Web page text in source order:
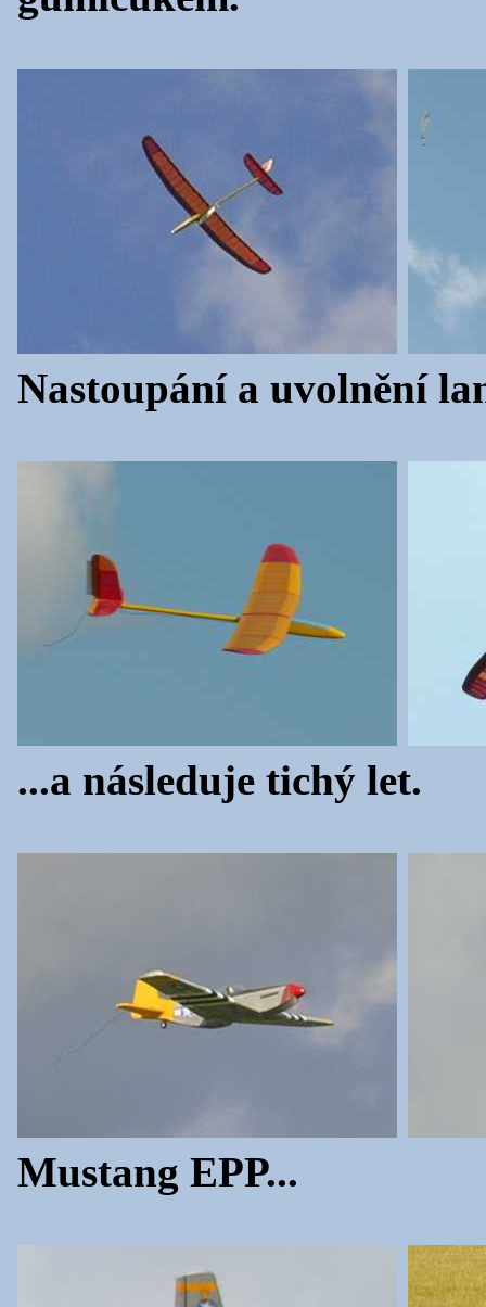
Nastoupání a uvolnění
...a následuje tichý let.
Mustang EPP...